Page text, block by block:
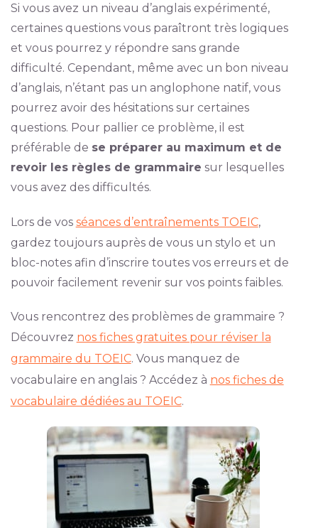
Si vous avez un niveau d’anglais expérimenté,
certaines questions vous paraîtront très logiques
et vous pourrez y répondre sans grande
difficulté. Cependant, même avec un bon niveau
d’anglais, n’étant pas un anglophone natif, vous
pourrez avoir des hésitations sur certaines
questions. Pour pallier ce problème, il est
préférable de se préparer au maximum et de
revoir les règles de grammaire sur lesquelles
vous avez des difficultés.
Lors de vos séances d’entraînements TOEIC,
gardez toujours auprès de vous un stylo et un
bloc-notes afin d’inscrire toutes vos erreurs et de
pouvoir facilement revenir sur vos points faibles.
Vous rencontrez des problèmes de grammaire ?
Découvrez nos fiches gratuites pour réviser la
grammaire du TOEIC. Vous manquez de
vocabulaire en anglais ? Accédez à nos fiches de
vocabulaire dédiées au TOEIC.